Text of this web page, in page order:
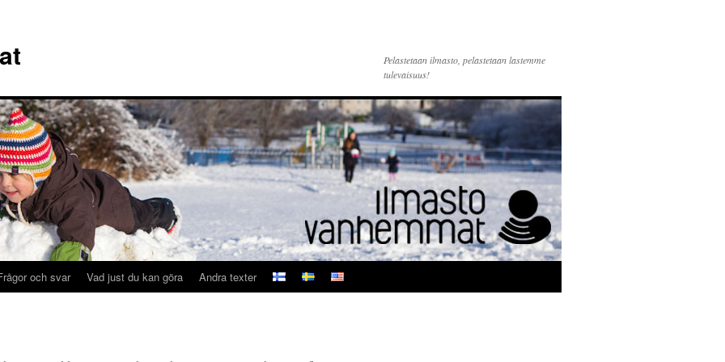
Pelastetaan ilmasto, pelastetaan lastemme
tulevaisuus!
och svar Vad just du kan göra Andra texter